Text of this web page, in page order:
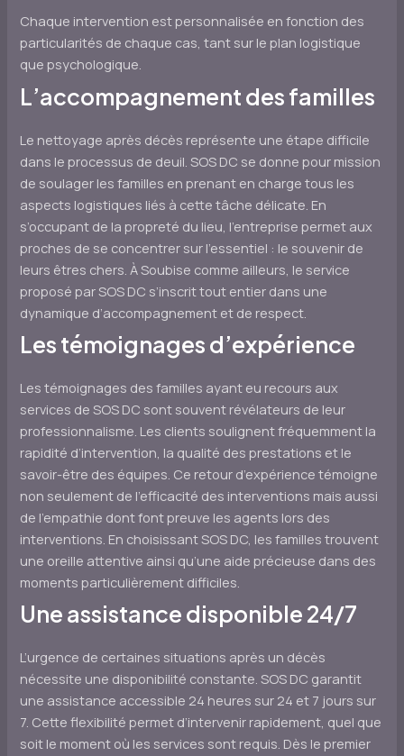
Chaque intervention est personnalisée en fonction des
particularités de chaque cas, tant sur le plan logistique
que psychologique.
L’accompagnement des familles
Le nettoyage après décès représente une étape difficile
dans le processus de deuil. SOS DC se donne pour mission
de soulager les familles en prenant en charge tous les
aspects logistiques liés à cette tâche délicate. En
s’occupant de la propreté du lieu, l’entreprise permet aux
proches de se concentrer sur l’essentiel : le souvenir de
leurs êtres chers. À Soubise comme ailleurs, le service
proposé par SOS DC s’inscrit tout entier dans une
dynamique d’accompagnement et de respect.
Les témoignages d’expérience
Les témoignages des familles ayant eu recours aux
services de SOS DC sont souvent révélateurs de leur
professionnalisme. Les clients soulignent fréquemment la
rapidité d’intervention, la qualité des prestations et le
savoir-être des équipes. Ce retour d’expérience témoigne
non seulement de l’efficacité des interventions mais aussi
de l’empathie dont font preuve les agents lors des
interventions. En choisissant SOS DC, les familles trouvent
une oreille attentive ainsi qu’une aide précieuse dans des
moments particulièrement difficiles.
Une assistance disponible 24/7
L’urgence de certaines situations après un décès
nécessite une disponibilité constante. SOS DC garantit
une assistance accessible 24 heures sur 24 et 7 jours sur
7. Cette flexibilité permet d’intervenir rapidement, quel que
soit le moment où les services sont requis. Dès le premier